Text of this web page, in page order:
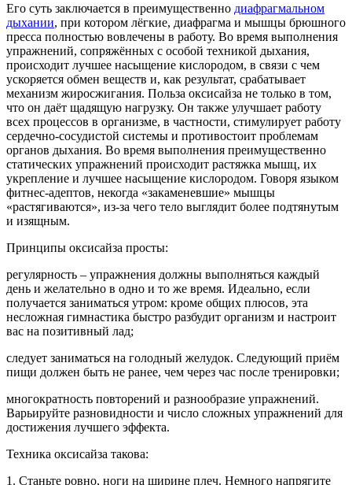
Его суть заключается в преимущественно диафрагмальном
дыхании, при котором лёгкие, диафрагма и мышцы брюшного
пресса полностью вовлечены в работу. Во время выполнения
упражнений, сопряжённых с особой техникой дыхания,
происходит лучшее насыщение кислородом, в связи с чем
ускоряется обмен веществ и, как результат, срабатывает
механизм жиросжигания. Польза оксисайза не только в том,
что он даёт щадящую нагрузку. Он также улучшает работу
всех процессов в организме, в частности, стимулирует работу
сердечно-сосудистой системы и противостоит проблемам
органов дыхания. Во время выполнения преимущественно
статических упражнений происходит растяжка мышц, их
укрепление и лучшее насыщение кислородом. Говоря языком
фитнес-адептов, некогда «закаменевшие» мышцы
«растягиваются», из-за чего тело выглядит более подтянутым
и изящным.
Принципы оксисайза просты:
регулярность – упражнения должны выполняться каждый
день и желательно в одно и то же время. Идеально, если
получается заниматься утром: кроме общих плюсов, эта
несложная гимнастика быстро разбудит организм и настроит
вас на позитивный лад;
следует заниматься на голодный желудок. Следующий приём
пищи должен быть не ранее, чем через час после тренировки;
многократность повторений и разнообразие упражнений.
Варьируйте разновидности и число сложных упражнений для
достижения лучшего эффекта.
Техника оксисайза такова:
1. Станьте ровно, ноги на ширине плеч. Немного напрягите